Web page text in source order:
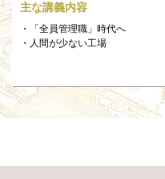
主な講義内容
「全員管理職」時代へ
人間が少ない工場